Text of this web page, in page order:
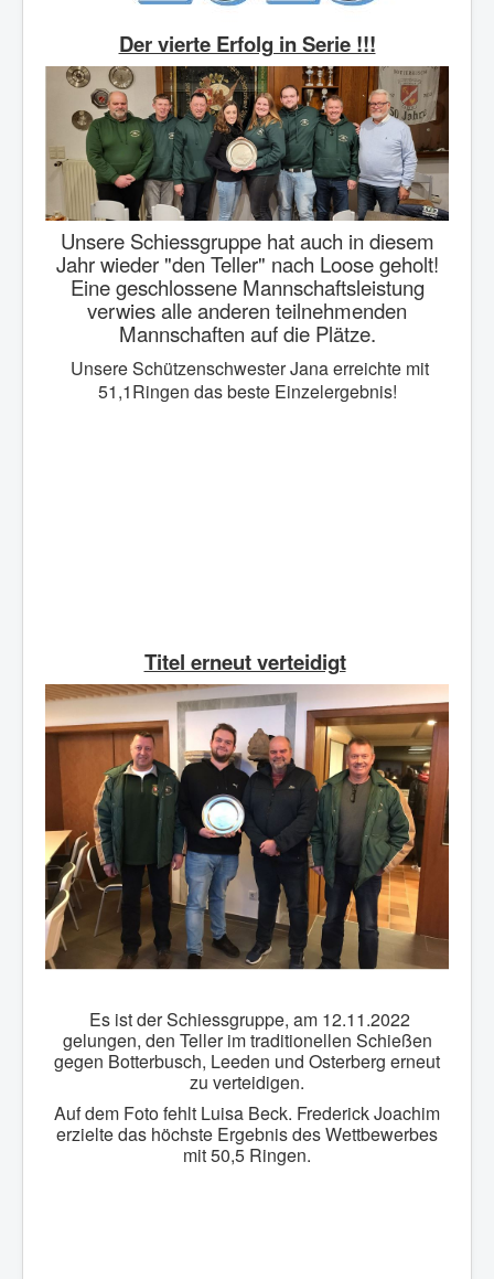
Der vierte Erfolg in Serie !!!
Unsere Schiessgruppe hat auch in diesem
Jahr wieder "den Teller" nach Loose geholt!
Eine geschlossene Mannschaftsleistung
verwies alle anderen teilnehmenden
Mannschaften auf die Plätze.
Unsere Schützenschwester Jana erreichte mit
51,1Ringen das beste Einzelergebnis!
Titel erneut verteidigt
Es ist der Schiessgruppe, am 12.11.2022
gelungen, den Teller im traditionellen Schießen
gegen Botterbusch, Leeden und Osterberg erneut
zu verteidigen.
Auf dem Foto fehlt Luisa Beck. Frederick Joachim
erzielte das höchste Ergebnis des Wettbewerbes
mit 50,5 Ringen.